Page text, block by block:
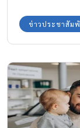
Healthy /
หลายกิจกรรม​สุด
หัวข้อโดยแพทย์เ
ค่าใช้จ่าย นอกจา
ราคาสบายกระเป๋
บอกรัก…ปันรักสู่ชุม
ประโยชน์คืนสู่สังค
ข่าวประชาสัม